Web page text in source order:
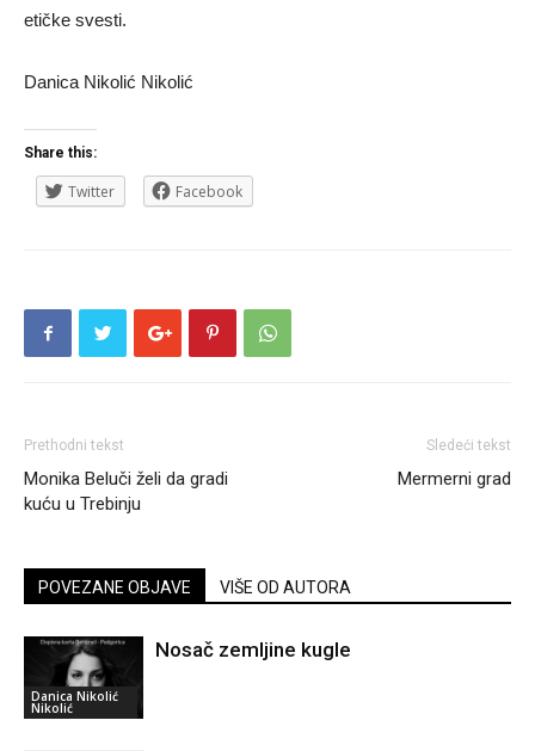
etičke svesti.
Danica Nikolić Nikolić
Share this:
Twitter Facebook
Prethodni tekst
Monika Beluči želi da gradi
kuću u Trebinju
Sledeći tekst
Mermerni grad
POVEZANE OBJAVE VIŠE OD AUTORA
Danica Nikolić
Nikolić
Nosač zemljine kugle